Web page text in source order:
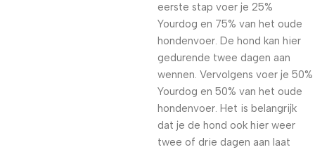
eerste stap voer je 25%
Yourdog en 75% van het oude
hondenvoer. De hond kan hier
gedurende twee dagen aan
wennen. Vervolgens voer je 50%
Yourdog en 50% van het oude
hondenvoer. Het is belangrijk
dat je de hond ook hier weer
twee of drie dagen aan laat